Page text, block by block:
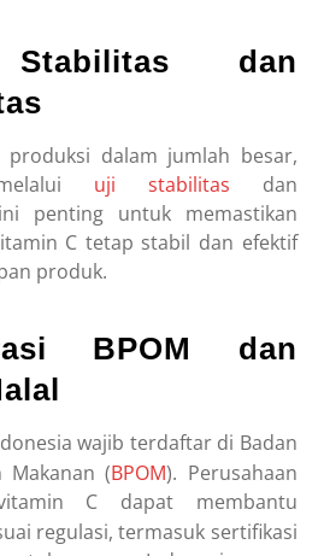
dan
produksi dalam jumlah besar,
uji stabilitas dan
penting untuk memastikan
C tetap stabil dan efektif
produk.
BPOM dan
wajib terdaftar di Badan
Makanan (BPOM). Perusahaan
C dapat membantu
regulasi, termasuk sertifikasi